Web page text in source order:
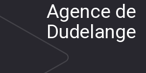
Agence de
Dudelange